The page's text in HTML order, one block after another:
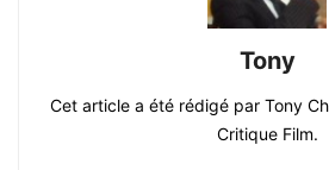
Tony
Cet article a été rédigé par Tony
Critique Film.